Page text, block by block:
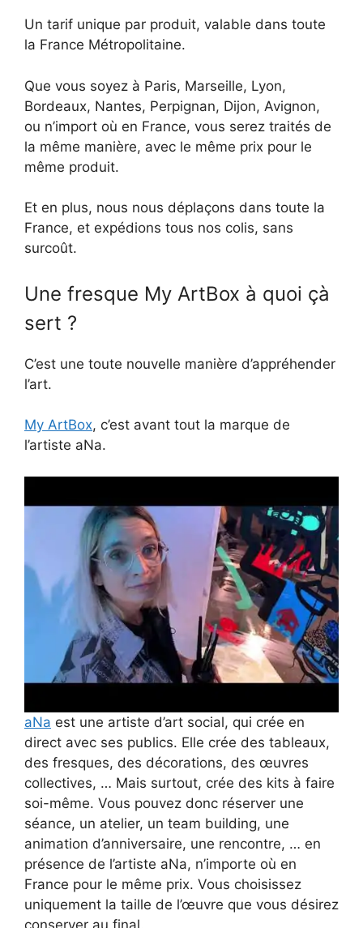
Un tarif unique par produit, valable dans toute
la France Métropolitaine.
Que vous soyez à Paris, Marseille, Lyon,
Bordeaux, Nantes, Perpignan, Dijon, Avignon,
ou n’import où en France, vous serez traités de
la même manière, avec le même prix pour le
même produit.
Et en plus, nous nous déplaçons dans toute la
France, et expédions tous nos colis, sans
surcoût.
Une fresque My ArtBox à quoi çà
sert ?
C’est une toute nouvelle manière d’appréhender
l’art.
My ArtBox, c’est avant tout la marque de
l’artiste aNa.
aNa est une artiste d’art social, qui crée en
direct avec ses publics. Elle crée des tableaux,
des fresques, des décorations, des œuvres
collectives, … Mais surtout, crée des kits à faire
soi-même. Vous pouvez donc réserver une
séance, un atelier, un team building, une
animation d’anniversaire, une rencontre, … en
présence de l’artiste aNa, n’importe où en
France pour le même prix. Vous choisissez
uniquement la taille de l’œuvre que vous désirez
conserver au final.